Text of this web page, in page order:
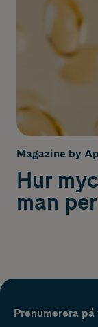
Magazine by
Hur
man
Prenumerera